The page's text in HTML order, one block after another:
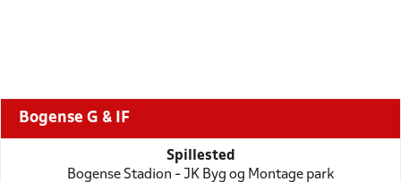
Bogense G & IF
Spillested
Bogense Stadion - JK Byg og Montage park